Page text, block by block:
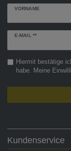
VORNAME
E-MAIL **
Newsletter
Hiermit bestätige
habe. Meine
Kundenservice